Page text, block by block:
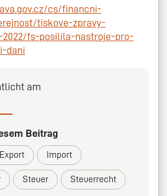
cs/financni-
tiskove-zpravy-
fs-posilila-nastroje-pro-
dani
am
Beitrag
Export Import
Steuer Steuerrecht